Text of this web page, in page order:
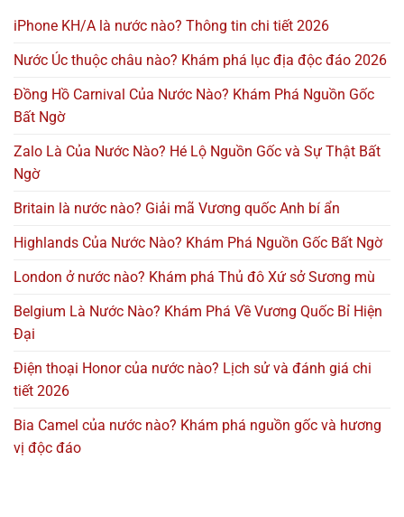
iPhone KH/A là nước nào? Thông tin chi tiết 2026
Nước Úc thuộc châu nào? Khám phá lục địa độc đáo 2026
Đồng Hồ Carnival Của Nước Nào? Khám Phá Nguồn Gốc
Bất Ngờ
Zalo Là Của Nước Nào? Hé Lộ Nguồn Gốc và Sự Thật Bất
Ngờ
Britain là nước nào? Giải mã Vương quốc Anh bí ẩn
Highlands Của Nước Nào? Khám Phá Nguồn Gốc Bất Ngờ
London ở nước nào? Khám phá Thủ đô Xứ sở Sương mù
Belgium Là Nước Nào? Khám Phá Về Vương Quốc Bỉ Hiện
Đại
Điện thoại Honor của nước nào? Lịch sử và đánh giá chi
tiết 2026
Bia Camel của nước nào? Khám phá nguồn gốc và hương
vị độc đáo